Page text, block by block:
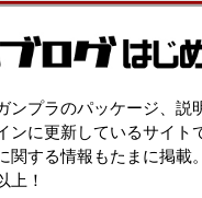
ンプラのパッケージ、説
ンに更新しているサイト
関する情報もたまに掲載
上！